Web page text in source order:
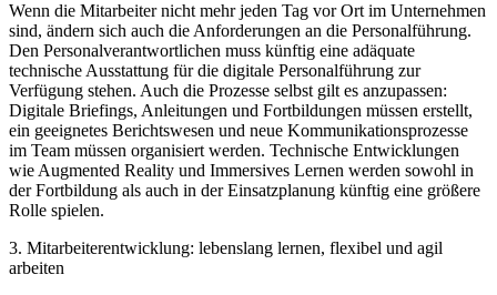
Wenn die Mitarbeiter nicht mehr jeden Tag vor Ort im Unternehmen
sind, ändern sich auch die Anforderungen an die Personalführung.
Den Personalverantwortlichen muss künftig eine adäquate
technische Ausstattung für die digitale Personalführung zur
Verfügung stehen. Auch die Prozesse selbst gilt es anzupassen:
Digitale Briefings, Anleitungen und Fortbildungen müssen erstellt,
ein geeignetes Berichtswesen und neue Kommunikationsprozesse
im Team müssen organisiert werden. Technische Entwicklungen
wie Augmented Reality und Immersives Lernen werden sowohl in
der Fortbildung als auch in der Einsatzplanung künftig eine größere
Rolle spielen.
3. Mitarbeiterentwicklung: lebenslang lernen, flexibel und agil
arbeiten